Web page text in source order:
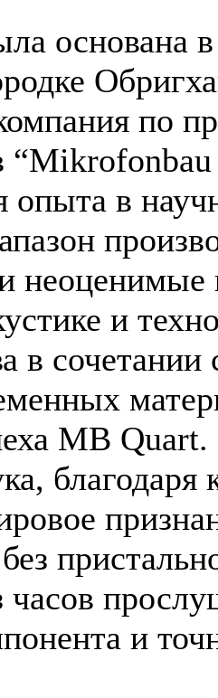
основана
по
опыта в
неоценимые
и
в сочетании
MB
часов
и